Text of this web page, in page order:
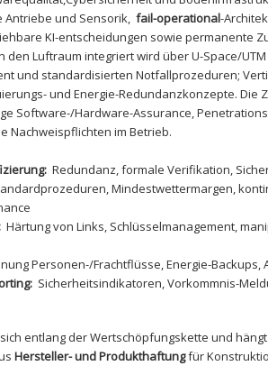
‍und Sensorik, fail-operational-
KI-entscheidungen sowie permanente
den Luftraum ⁢integriert wird über U-Space/
und standardisierten Notfallprozeduren;
und⁤ Energie-Redundanzkonzepte.
Software-/Hardware-Assurance,
Nachweispflichten im ⁢Betrieb.
Redundanz, formale Verifikation,
Mindestwettermargen,
Härtung von Links, Schlüsselmanagement,
⁢Personen-/Frachtflüsse, Energie-
Sicherheitsindikatoren, Vorkommnis-
entlang der Wertschöpfungskette und
Hersteller- ⁣und Produkthaftungfür